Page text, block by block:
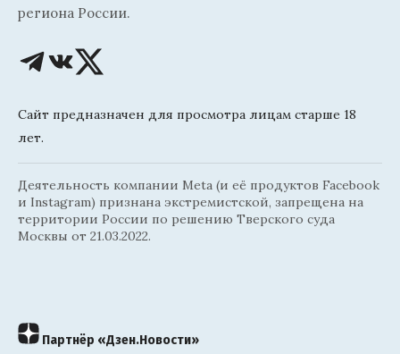
региона России.
Сайт предназначен для просмотра лицам старше 18
лет.
Деятельность компании Meta (и её продуктов Facebook
и Instagram) признана экстремистской, запрещена на
территории России по решению Тверского суда
Москвы от 21.03.2022.
Партнёр «Дзен.Новости»